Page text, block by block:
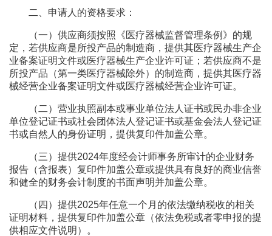
二、申请人的资格要求：
（一）供应商须按照《医疗器械监督管理条例》的规
定，若供应商是所投产品的制造商，提供其医疗器械生产企
业备案证明文件或医疗器械生产企业许可证；若供应商不是
所投产品（第一类医疗器械除外）的制造商，提供其医疗器
械经营企业备案证明文件或医疗器械经营企业许可证。
（二）营业执照副本或事业单位法人证书或民办非企业
单位登记证书或社会团体法人登记证书或基金会法人登记证
书或自然人的身份证明，提供复印件加盖公章。
（三）提供2024年度经会计师事务所审计的企业财务
报告（含报表）复印件加盖公章或提供具有良好的商业信誉
和健全的财务会计制度的书面声明并加盖公章。
（四）提供2025年任意一个月的依法缴纳税收的相关
证明材料，提供复印件加盖公章（依法免税或者零申报的提
供相应文件说明）。